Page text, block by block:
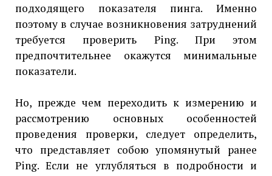
подходящего показателя пинга. Именно
поэтому в случае возникновения затруднений
требуется проверить Ping. При этом
предпочтительнее окажутся минимальные
показатели.
Но, прежде чем переходить к измерению и
рассмотрению основных особенностей
проведения проверки, следует определить,
что представляет собою упомянутый ранее
Ping. Если не углубляться в подробности и